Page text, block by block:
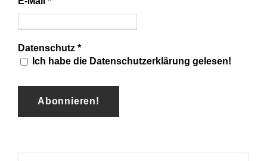
Datenschutz *
Ich habe die Datenschutzerklärung gelesen!